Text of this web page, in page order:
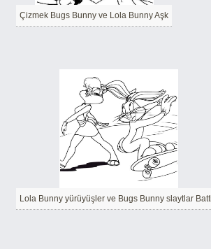
Çizmek Bugs Bunny ve Lola Bunny Aşk
Lola Bunny yürüyüşler ve Bugs Bunny slaytlar